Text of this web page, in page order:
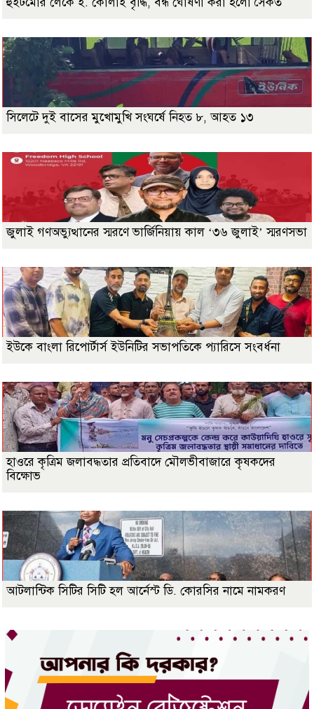
সিলেটে দুই বাসের মুখোমুখি সংঘর্ষে নিহত ৮, আহত ১৩
জুলাই গণঅভ্যুত্থানের স্মরণে ভার্জিনিয়ায় কাল ‘৩৬ জুলাই’ স্মরণসভা
ইউকে বাংলা রিপোর্টার্স ইউনিটির সভাপতিকে প্যারিসে সংবর্ধনা
হাওরে কৃত্রিম জলাবদ্ধতার প্রতিবাদে মৌলভীবাজারে কৃষকদের
বিক্ষোভ
আটলান্টিক সিটির সিটি হল আর্নেস্ট ডি. কোরসির নামে নামকরণ